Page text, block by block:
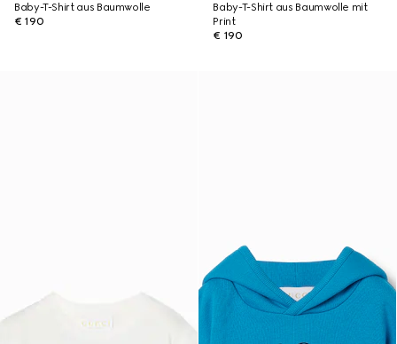
Baby-T-Shirt aus Baumwolle
€ 190
Baby-T-Shirt aus Baumwolle mit
Print
€ 190